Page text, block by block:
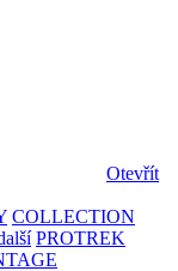
Otevřít
COLLECTION
PROTREK